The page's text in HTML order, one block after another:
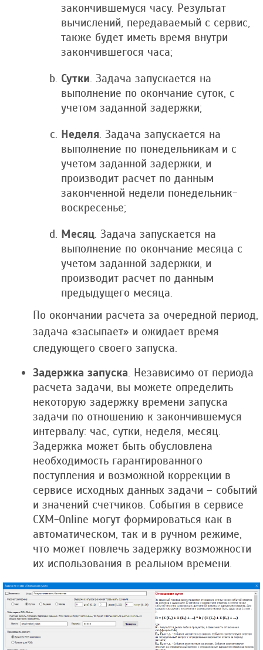
закончившемуся часу. Результат
вычислений, передаваемый с сервис,
также будет иметь время внутри
закончившегося часа;
Сутки . Задача запускается на
выполнение по окончание суток, с
учетом заданной задержки;
Неделя . Задача запускается на
выполнение по понедельникам и с
учетом заданной задержки, и
производит расчет по данным
законченной недели понедельник-
воскресенье;
Месяц . Задача запускается на
выполнение по окончание месяца с
учетом заданной задержки, и
производит расчет по данным
предыдущего месяца.
По окончании расчета за очередной период,
задача «засыпает» и ожидает время
следующего своего запуска.
Задержка запуска . Независимо от периода
расчета задачи, вы можете определить
некоторую задержку времени запуска
задачи по отношению к закончившемуся
интервалу: час, сутки, неделя, месяц.
Задержка может быть обусловлена
необходимость гарантированного
поступления и возможной коррекции в
сервисе исходных данных задачи – событий
и значений счетчиков. События в сервисе
CXM-Online могут формироваться как в
автоматическом, так и в ручном режиме,
что может повлечь задержку возможности
их использования в реальном времени.